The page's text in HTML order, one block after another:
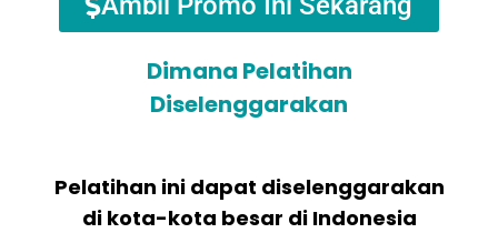
Dimana Pelatihan
Diselenggarakan
Pelatihan ini dapat diselenggarakan
di kota-kota besar di Indonesia